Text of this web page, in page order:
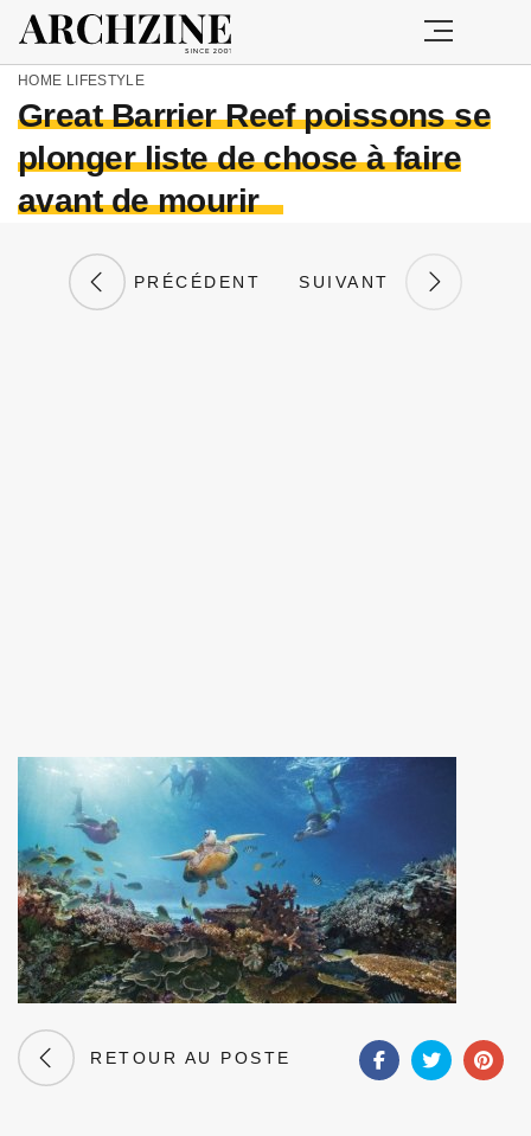
HOME LIFESTYLE
Great Barrier Reef poissons se
plonger liste de chose à faire
avant de mourir
PRÉCÉDENT SUIVANT
RETOUR AU POSTE